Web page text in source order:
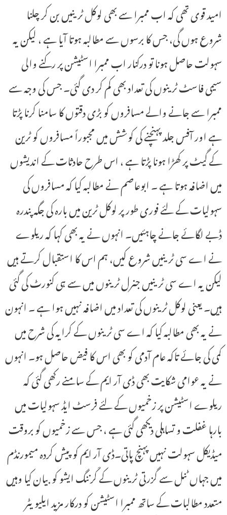
امید قوی تھی کہ اب ممبرا سے بھی لوکل ٹرینیں بن کر چلنا
شروع ہوں گی، جس کا برسوں سے مطالبہ ہوتا آیا ہے ، لیکن یہ
سہولت حاصل ہونا تو درکنار اب ممبرا اسٹیشن پر رکنے والی
سیمی فاسٹ ٹرینوں کی تعداد بھی کم کر دی گئی۔ جس کی وجہ سے
ممبرا سے جانے والے مسافروں کو بڑی دقتوں کا سامنا کرنا پڑتا
ہے اور آفس جلد پہنچنے کی کوشش میں مجبوراً مسافروں کو ٹرین
کے گیٹ پر کھڑا ہونا پڑتا ہے ، اس طرح حادثات کے اندیشوں
میں اضافہ ہوتا ہے ۔ ابوعاصم نے مطالبہ کیا کہ مسافروں کی
سہولیات کے لئے فوری طور پر لوکل ٹرین میں بارہ کی جگہ پندرہ
ڈبے لگائے جانے چاہئیں۔ انہوں نے یہ بھی کہا کہ ریلوے
نے اے سی ٹرینیں شروع کیں، ہم اس کا استقبال کرتے ہیں
لیکن یہ اے سی ٹرینیں جنرل ٹرینوں میں سے ہی کنورٹ کی گئی
ہیں۔ یعنی لوکل ٹرینوں کی تعداد میں اضافہ نہیں ہوا ہے ۔ انہون
نے یہ بھی مطالبہ کیا کہ اے سی ٹرینوں کے کرایہ کی شرح میں
کمی کی جائے تاکہ عام آدمی کو بھی اس کا فیض حاصل ہو۔ انہوں
نے یہ عوامی شکایت بھی ڈی آر ایم کے سامنے رکھی گئی کہ
ریلوے اسٹیشن پر زخمیوں کے لئے فرسٹ ایڈ سہولیات میں
بارہا غفلت و تساہلی دیکھی گئی ہے ، جس سے زخمیوں کو بروقت
میڈیکل سہولت نہیں پہنچ پاتی۔ڈی آر ایم کو پیش کردہ میمورنڈم
میں جہاں ٹنل سے گزرتی ٹرینوں کے کَرننگ ایشو کو بیان کیا وہیں
متعدد مطالبات کے ساتھ ممبرا اسٹیشن کو درکار مزید ایلیویٹر